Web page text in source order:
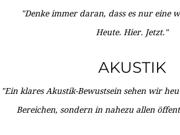
"Denke immer daran, dass es nur eine
Heute. Hier. Jetzt."
AKUSTIK
"Ein klares Akustik-Bewustsein sehen wir
Bereichen, sondern in nahezu allen